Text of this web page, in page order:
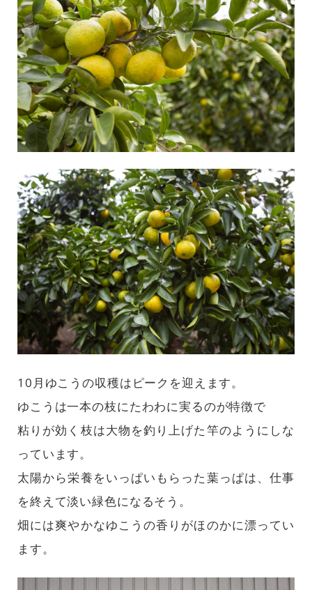
10月ゆこうの収穫はピークを迎えます。
ゆこうは一本の枝にたわわに実るのが特徴で
粘りが効く枝は大物を釣り上げた竿のようにしな
っています。
太陽から栄養をいっぱいもらった葉っぱは、仕事
を終えて淡い緑色になるそう。
畑には爽やかなゆこうの香りがほのかに漂ってい
ます。